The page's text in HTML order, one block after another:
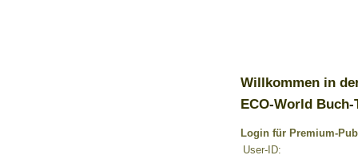
Willkommen in
ECO-World Buch-
Login für Premium-
User-ID: